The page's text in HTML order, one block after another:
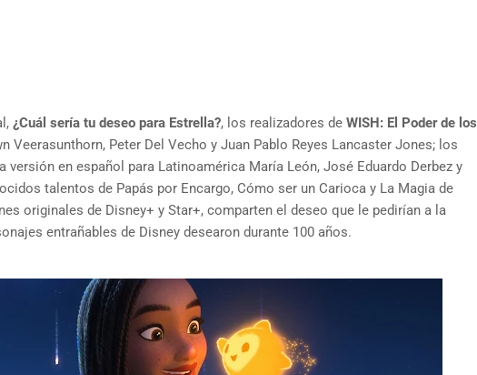
¿Cuál sería tu deseo para Estrella?, los realizadores de WISH: El Poder de los
Veerasunthorn, Peter Del Vecho y Juan Pablo Reyes Lancaster Jones; los
versión en español para Latinoamérica María León, José Eduardo Derbez y
talentos de Papás por Encargo, Cómo ser un Carioca y La Magia de
originales de Disney+ y Star+, comparten el deseo que le pedirían a la
entrañables de Disney desearon durante 100 años.